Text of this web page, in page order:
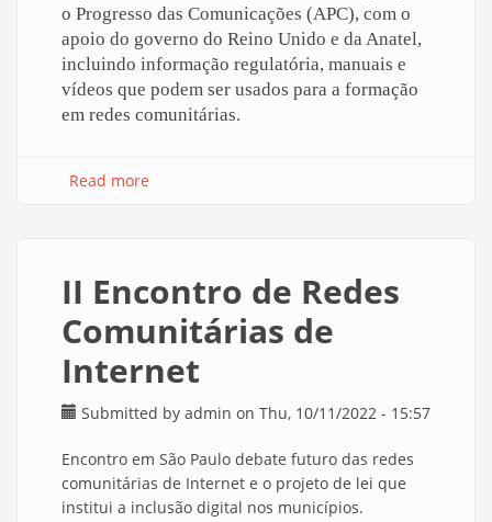
o Progresso das Comunicações (APC), com o
apoio do governo do Reino Unido e da Anatel,
incluindo informação regulatória, manuais e
vídeos que podem ser usados para a formação
em redes comunitárias.
Read more
II Encontro de Redes
Comunitárias de
Internet
Submitted by admin on Thu, 10/11/2022 - 15:57
Encontro em São Paulo debate futuro das redes
comunitárias de Internet e o projeto de lei que
institui a inclusão digital nos municípios.